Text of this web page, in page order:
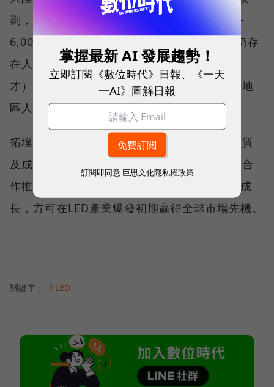
劃，中國LED產業規模預計在2015年達5,000-
6,000億元人民幣目標。然而，中國LED產業仍存
在人力資源嚴重匱乏（短缺百萬名研發製造人
才）與管理、品質等多重問題，向台灣或海外地
區人才挖角大戰恐一觸即發。
拓墣認為，若台灣業者在關鍵環節的製造、品質
及成本優勢能與中國龐大市場潛力結合，兩岸合
作推動LED產業普及化，提升產業經驗並快速成
長，方可在LED產業爆發初期贏得全球市場先機。
關鍵字： ＃LED
掌握最新 AI 發展趨勢！
立即訂閱《數位時代》日報、《一天
一AI》圖解日報
訂閱即同意 巨思文化隱私權政策